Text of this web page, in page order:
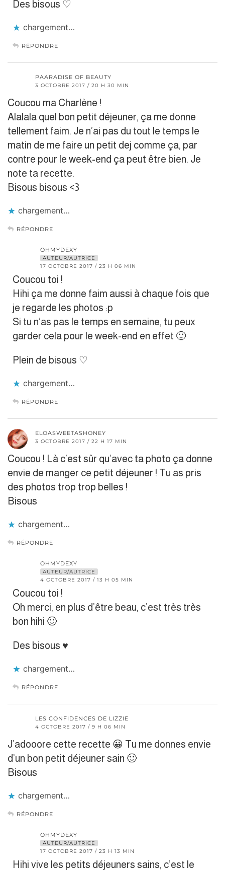
Des bisous ♡
chargement…
RÉPONDRE
PAARADISE OF BEAUTY
3 OCTOBRE 2017 / 20 H 30 MIN
Coucou ma Charlène !
Alalala quel bon petit déjeuner, ça me donne
tellement faim. Je n’ai pas du tout le temps le
matin de me faire un petit dej comme ça, par
contre pour le week-end ça peut être bien. Je
note ta recette.
Bisous bisous <3
chargement…
RÉPONDRE
OHMYDEXY
AUTEUR/AUTRICE
17 OCTOBRE 2017 / 23 H 06 MIN
Coucou toi !
Hihi ça me donne faim aussi à chaque fois que
je regarde les photos :p
Si tu n’as pas le temps en semaine, tu peux
garder cela pour le week-end en effet 🙂
Plein de bisous ♡
chargement…
RÉPONDRE
ELOASWEETASHONEY
3 OCTOBRE 2017 / 22 H 17 MIN
Coucou ! Là c’est sûr qu’avec ta photo ça donne
envie de manger ce petit déjeuner ! Tu as pris
des photos trop trop belles !
Bisous
chargement…
RÉPONDRE
OHMYDEXY
AUTEUR/AUTRICE
4 OCTOBRE 2017 / 13 H 05 MIN
Coucou toi !
Oh merci, en plus d’être beau, c’est très très
bon hihi 🙂
Des bisous ♥
chargement…
RÉPONDRE
LES CONFIDENCES DE LIZZIE
4 OCTOBRE 2017 / 9 H 06 MIN
J’adooore cette recette 😀 Tu me donnes envie
d’un bon petit déjeuner sain 🙂
Bisous
chargement…
RÉPONDRE
OHMYDEXY
AUTEUR/AUTRICE
17 OCTOBRE 2017 / 23 H 13 MIN
Hihi vive les petits déjeuners sains, c’est le